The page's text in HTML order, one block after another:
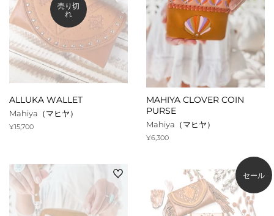
売り切
れ
ALLUKA WALLET
Mahiya（マヒヤ）
通
¥15,700
MAHIYA CLOVER COIN
PURSE
Mahiya（マヒヤ）
通
¥6,300
セール